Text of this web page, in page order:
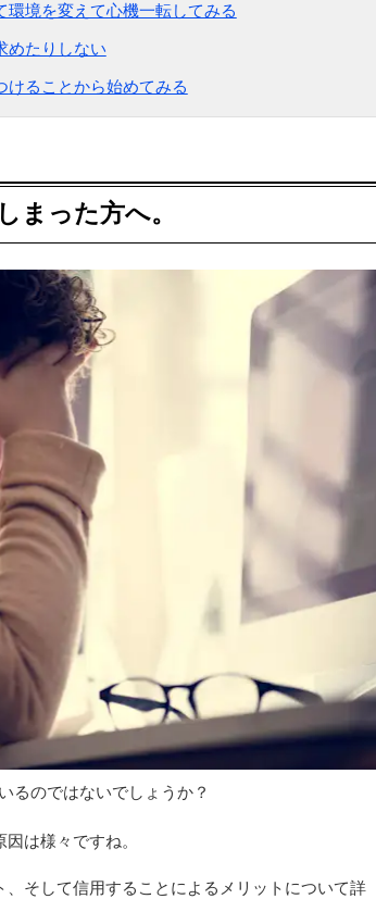
境を変えて心機一転してみる
めたりしない
ることから始めてみる
まった方へ。
るのではないでしょうか？
は様々ですね。
そして信用することによるメリットについて詳